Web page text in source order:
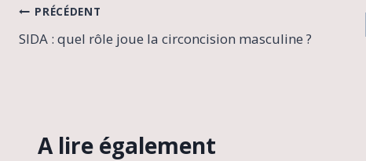
Navigation
de
PRÉCÉDENT
SIDA : quel rôle joue la circoncision masculine ?
A lire également